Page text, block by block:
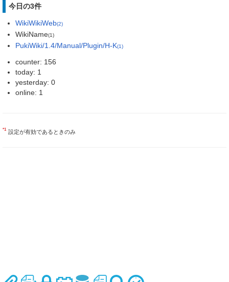
今日の3件
WikiWikiWeb(2)
WikiName(1)
PukiWiki/1.4/Manual/Plugin/H-K(1)
counter: 156
today: 1
yesterday: 0
online: 1
*1 設定が有効であるときのみ